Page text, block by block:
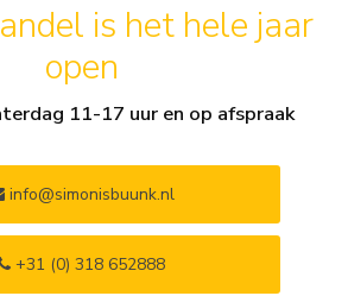
is het hele jaar
open
11-17 uur en op afspraak
info@simonisbuunk.nl
+31 (0) 318 652888